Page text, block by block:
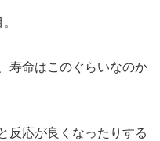
寿命はこのぐらいなのか
反応が良くなったりする